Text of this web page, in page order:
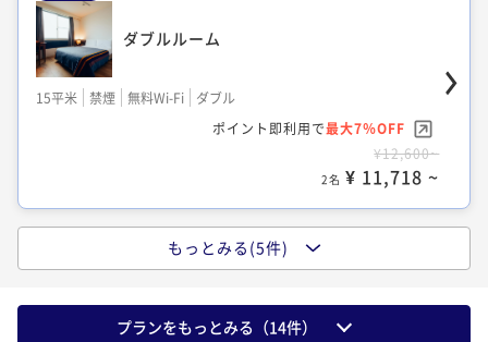
25平米 禁煙 無料Wi-Fi
ダブル
デラックスシアターキングルーム
35平米 禁煙 無料Wi-Fi
ダブル
ポイント即利用で最大7％OFF
14平米 禁煙 無料Wi-Fi
ダブル
2名 ¥ 12,471 ~
シアターキングルーム
ポイント即利用で
最大7％OFF
ダブルルーム
15平米 禁煙 無料Wi-Fi
ダブル
ポイント即利用で最大7％OFF
¥12,600~
2名 ¥ 11,718 ~
もっとみる(5件)
プランをもっとみる（14件）